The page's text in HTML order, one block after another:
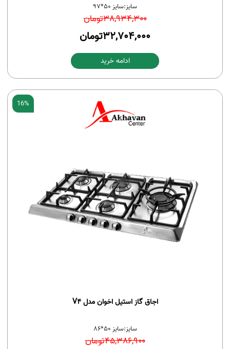
سایز:سایز 50*97
38,934,300تومان
32,704,000تومان
ادامه خرید
16%
اجاق گاز استیل اخوان مدل V4
سایز:سایز 50*86
45,386,900تومان